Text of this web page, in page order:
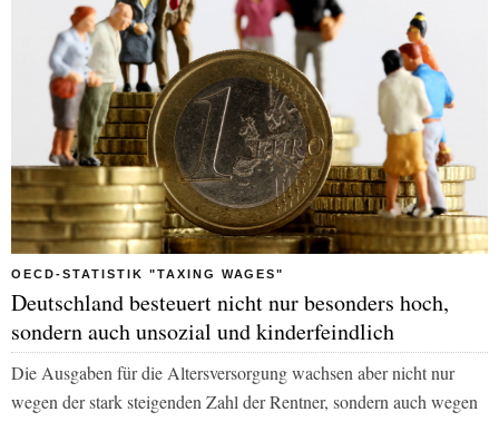
OECD-STATISTIK "TAXING WAGES"
Deutschland besteuert nicht nur besonders hoch,
sondern auch unsozial und kinderfeindlich
Die Ausgaben für die Altersversorgung wachsen aber nicht nur
wegen der stark steigenden Zahl der Rentner, sondern auch wegen